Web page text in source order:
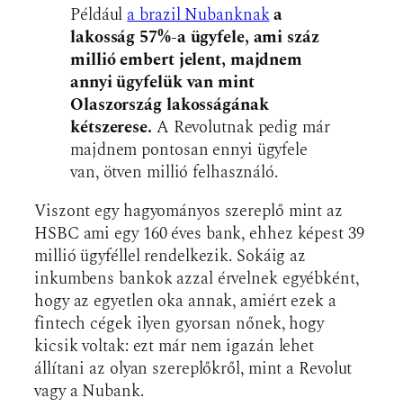
Példáula brazil Nubanknaka
lakosság 57%-a ügyfele, ami száz
millió embert jelent, majdnem
annyi ügyfelük van mint
Olaszország lakosságának
kétszerese. A Revolutnak pedig már
majdnem pontosan ennyi ügyfele
van, ötven millió felhasználó.
Viszont egy hagyományos szereplő mint az
HSBC ami egy 160 éves bank, ehhez képest 39
millió ügyféllel rendelkezik. Sokáig az
inkumbens bankok azzal érvelnek egyébként,
hogy az egyetlen oka annak, amiért ezek a
fintech cégek ilyen gyorsan nőnek, hogy
kicsik voltak: ezt már nem igazán lehet
állítani az olyan szereplőkről, mint a Revolut
vagy a Nubank.